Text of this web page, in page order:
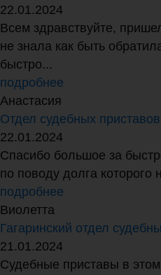
22.01.2024
Всем здравствуйте,
не знала как быть
быстро...
подробнее
Анастасия
Отдел судебных
22.01.2024
Спасибо большое за
по поводу долга
подробнее
Виолетта
Гагаринский отдел
21.01.2024
Судебные приставы в